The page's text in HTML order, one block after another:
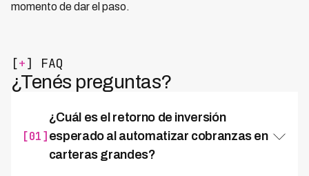
momento de dar el paso.
[+] FAQ
¿Tenés preguntas?
[01]
¿Cuál es el retorno de inversión
esperado al automatizar cobranzas en
carteras grandes?